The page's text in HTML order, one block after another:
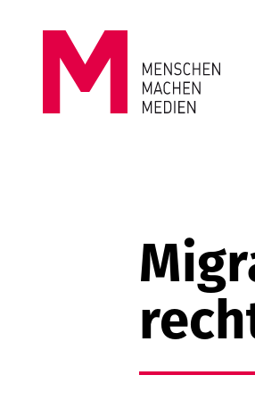
MEDIEN